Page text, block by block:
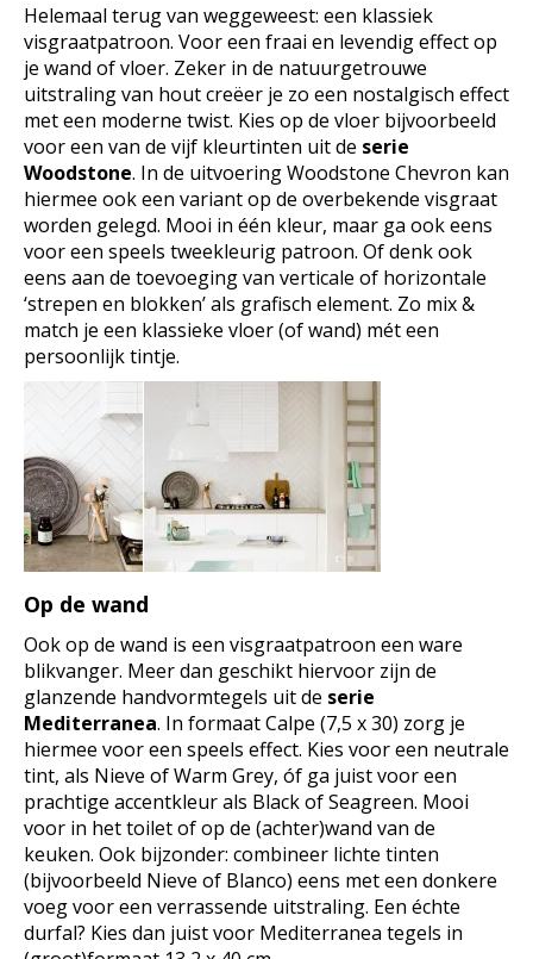
Helemaal terug van weggeweest: een klassiek
visgraatpatroon. Voor een fraai en levendig effect op
je wand of vloer. Zeker in de natuurgetrouwe
uitstraling van hout creëer je zo een nostalgisch effect
met een moderne twist. Kies op de vloer bijvoorbeeld
voor een van de vijf kleurtinten uit de serie
Woodstone. In de uitvoering Woodstone Chevron kan
hiermee ook een variant op de overbekende visgraat
worden gelegd. Mooi in één kleur, maar ga ook eens
voor een speels tweekleurig patroon. Of denk ook
eens aan de toevoeging van verticale of horizontale
‘strepen en blokken’ als grafisch element. Zo mix &
match je een klassieke vloer (of wand) mét een
persoonlijk tintje.
Op de wand
Ook op de wand is een visgraatpatroon een ware
blikvanger. Meer dan geschikt hiervoor zijn de
glanzende handvormtegels uit de serie
Mediterranea. In formaat Calpe (7,5 x 30) zorg je
hiermee voor een speels effect. Kies voor een neutrale
tint, als Nieve of Warm Grey, óf ga juist voor een
prachtige accentkleur als Black of Seagreen. Mooi
voor in het toilet of op de (achter)wand van de
keuken. Ook bijzonder: combineer lichte tinten
(bijvoorbeeld Nieve of Blanco) eens met een donkere
voeg voor een verrassende uitstraling. Een échte
durfal? Kies dan juist voor Mediterranea tegels in